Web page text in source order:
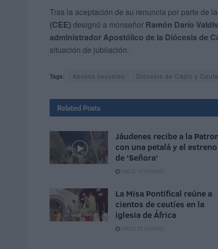
Tras la aceptación de su renuncia por parte de
(CEE)designó a monseñor Ramón Darío
administrador Apostólico de la Diócesis de
situación de jubilación.
Tags: Abusos sexuales Diócesis de Cádiz y Ceuta
Related Posts
Jáudenes recibe a la
con una petalá y el estreno
de 'Señora'
HACE 10 HORAS
La Misa Pontifical reúne a
cientos de ceutíes en la
iglesia de África
HACE 21 HORAS